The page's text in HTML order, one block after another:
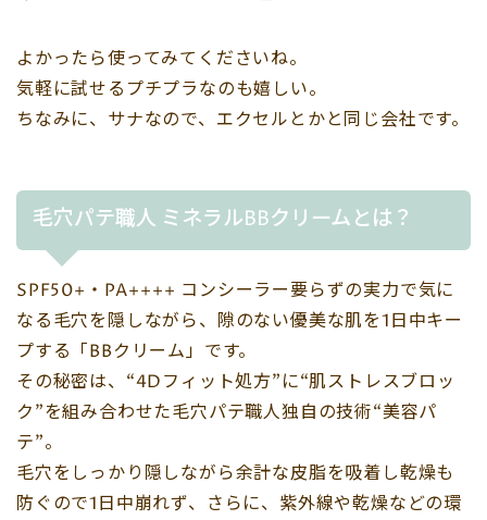
よかったら使ってみてくださいね。
気軽に試せるプチプラなのも嬉しい。
ちなみに、サナなので、エクセルとかと同じ会社です。
毛穴パテ職人 ミネラルBBクリームとは？
SPF50+・PA++++ コンシーラー要らずの実力で気に
なる毛穴を隠しながら、隙のない優美な肌を1日中キー
プする「BBクリーム」です。
その秘密は、“4Dフィット処方”に“肌ストレスブロッ
ク”を組み合わせた毛穴パテ職人独自の技術“美容パ
テ”。
毛穴をしっかり隠しながら余計な皮脂を吸着し乾燥も
防ぐので1日中崩れず、さらに、紫外線や乾燥などの環